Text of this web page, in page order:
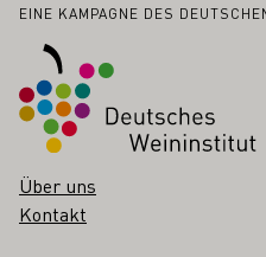
Fußbereich
EINE KAMPAGNE DES
Über uns
Kontakt